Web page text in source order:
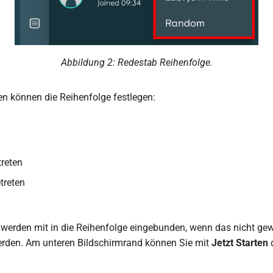
Abbildung 2: Redestab Reihenfolge.
können die Reihenfolge festlegen:
mit in die Reihenfolge eingebunden, wenn das nicht
Am unteren Bildschirmrand können Sie mit Jetzt Starten